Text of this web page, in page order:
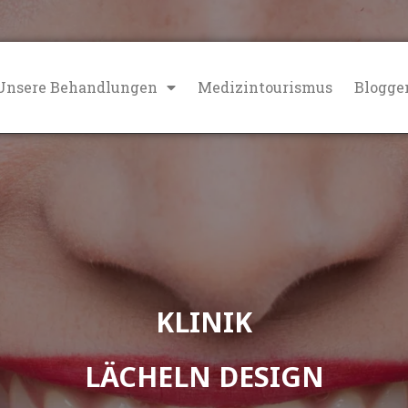
Behandlungen Medizintourismus
KLINIK
LÄCHELN DESIGN